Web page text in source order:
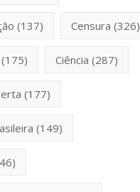
(137) Censura (326)
(175) Ciência (287)
(177)
(149)